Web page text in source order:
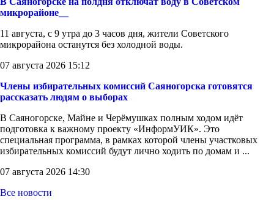
микрорайоне__
11 августа, с 9 утра до 3 часов дня, жители Советского
микрорайона останутся без холодной воды.
07 августа 2026 15:12
Члены избирательных комиссий Саяногорска готовятся
рассказать людям о выборах
В Саяногорске, Майне и Черёмушках полным ходом идёт
подготовка к важному проекту «ИнформУИК». Это
специальная программа, в рамках которой члены участковых
избирательных комиссий будут лично ходить по домам и ...
07 августа 2026 14:30
Все новости